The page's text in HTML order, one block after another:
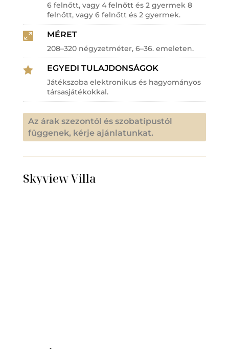
6 felnőtt, vagy 4 felnőtt és 2 gyermek 8
felnőtt, vagy 6 felnőtt és 2 gyermek.
 MÉRET
208–320 négyzetméter, 6–36. emeleten.
 EGYEDI TULAJDONSÁGOK
Játékszoba elektronikus és hagyományos
társasjátékokkal.
Az árak szezontól és szobatípustól
függenek, kérje ajánlatunkat.
Skyview Villa